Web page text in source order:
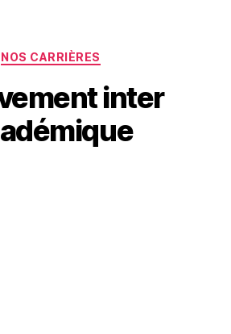
Catégories
NOS CARRIÈRES
inter